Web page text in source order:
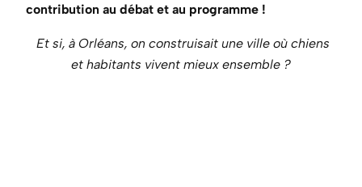
contribution au débat et au programme !
Et si, à Orléans, on construisait une ville où chiens
et habitants vivent mieux ensemble ?